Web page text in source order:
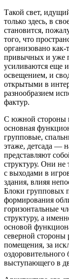
Такой свет,
только здесь, в
становится,
того, что
организовано
привычных и уже
усиливаются еще
освещением, и
открытыми в
разнообразием
фактур.
С южной стороны
основная
групповые,
этаже, детсада —
представляют
структуру. Они не
с выходами в
здания, влияя
Блоки групповых
формирования
горизонтальные
структуру, а
основой
северной
помещения, за
оздоровительного
выступающего в